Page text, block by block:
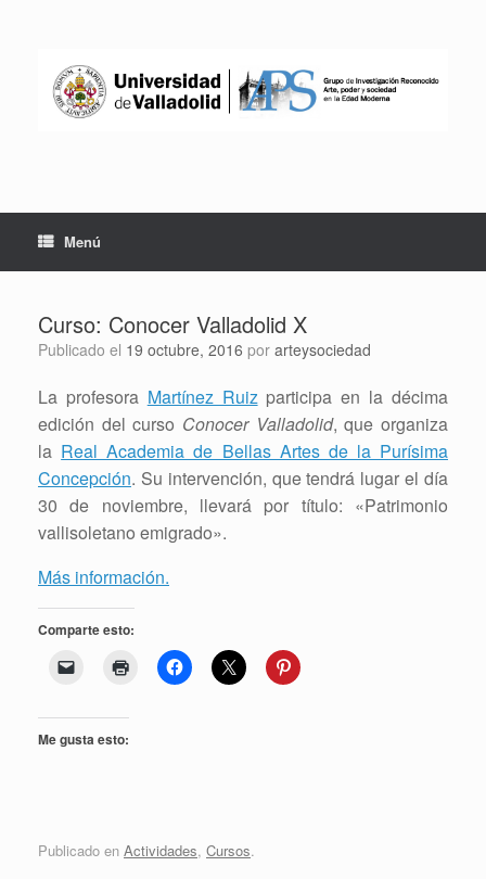
Menú
Curso: Conocer Valladolid X
Publicado el 19 octubre, 2016 por arteysociedad
La profesora Martínez Ruizparticipa en la décima
edición del curso Conocer Valladolid, que organiza
la Real Academia de Bellas Artes de la Purísima
Concepción. Su intervención, que tendrá lugar el día
30 de noviembre, llevará por título: «Patrimonio
vallisoletano emigrado».
Más información.
Comparte esto:
Me gusta esto:
Publicado en Actividades, Cursos.